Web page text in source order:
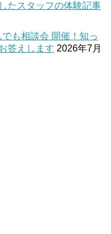
たスタッフの体験記事
でも相談会 開催！知っ
答えします 2026年7月